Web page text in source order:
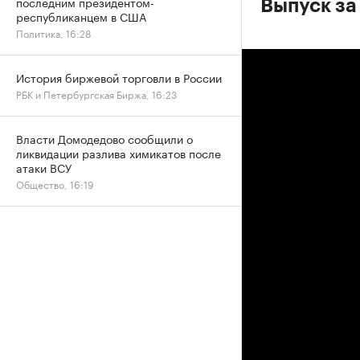
Выпуск
республиканцем в США
Политика, 16:28
История биржевой торговли в России
РБК и Петербургская Биржа, 16:23
Власти Домодедово сообщили о
ликвидации разлива химикатов после
атаки ВСУ
Общество, 16:19